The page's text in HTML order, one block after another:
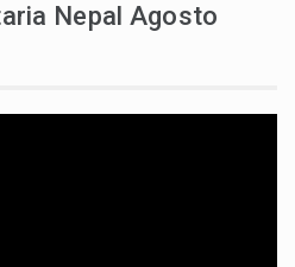
Nepal Agosto